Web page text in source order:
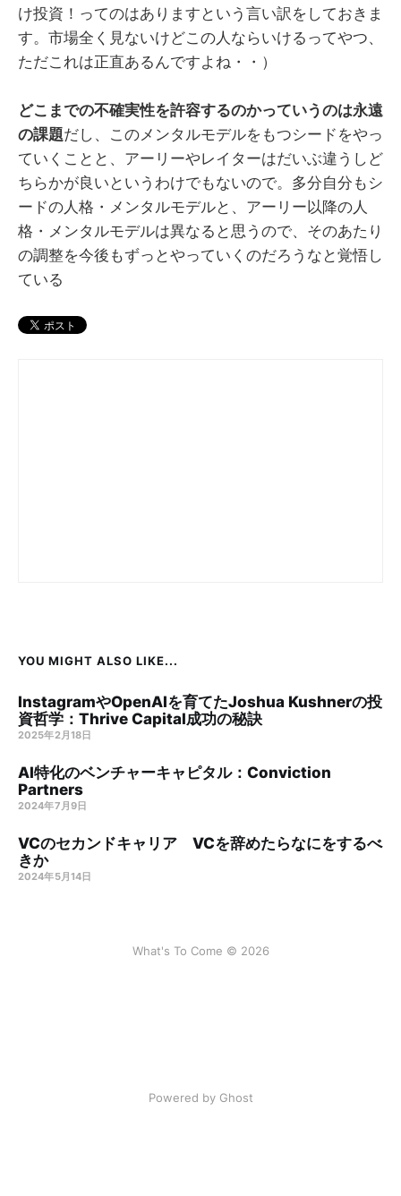
け投資！ってのはありますという言い訳をしておきま
す。市場全く見ないけどこの人ならいけるってやつ、
ただこれは正直あるんですよね・・）
どこまでの不確実性を許容するのかっていうのは永遠
の課題だし、このメンタルモデルをもつシードをやっ
ていくことと、アーリーやレイターはだいぶ違うしど
ちらかが良いというわけでもないので。多分自分もシ
ードの人格・メンタルモデルと、アーリー以降の人
格・メンタルモデルは異なると思うので、そのあたり
の調整を今後もずっとやっていくのだろうなと覚悟し
ている
YOU MIGHT ALSO LIKE...
InstagramやOpenAIを育てたJoshua Kushnerの投
資哲学：Thrive Capital成功の秘訣
2025年2月18日
AI特化のベンチャーキャピタル：Conviction
Partners
2024年7月9日
VCのセカンドキャリア VCを辞めたらなにをするべ
きか
2024年5月14日
What's To Come © 2026
Powered by Ghost